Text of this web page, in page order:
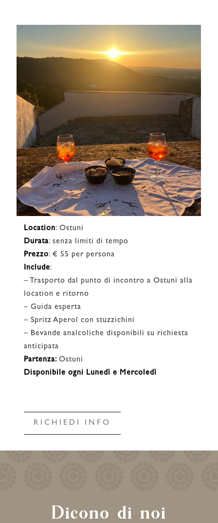
Location: Ostuni
Durata: senza limiti di tempo
Prezzo: € 55 per persona
Include:
– Trasporto dal punto di incontro a Ostuni alla
location e ritorno
– Guida esperta
– Spritz Aperol con stuzzichini
– Bevande analcoliche disponibili su richiesta
anticipata
Partenza: Ostuni
Disponibile ogni Lunedì e Mercoledì
RICHIEDI INFO
Dicono di noi